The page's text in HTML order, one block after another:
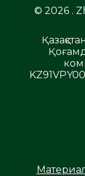
© 2026 .